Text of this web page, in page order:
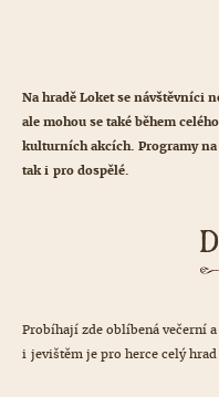
Na hradě Loket se návštěvníci
ale mohou se také během
kulturních akcích. Programy
tak i pro dospělé.
D
Probíhají zde oblíbená večerní
i jevištěm je pro herce celý